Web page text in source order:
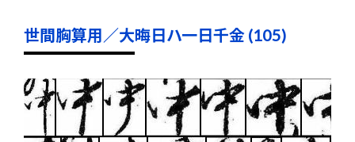
世間胸算用／大晦日ハ一日千金 (105)